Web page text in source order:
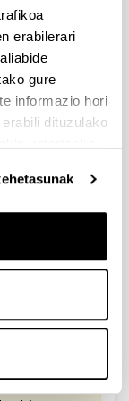
erabilerari
gure
informazio hori
dituzulako
behin-
03/23-
duten
kultura
16 13:00
03 - 2026/06/25